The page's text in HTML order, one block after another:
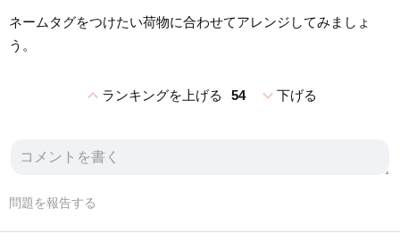
ネームタグをつけたい荷物に合わせてアレンジしてみましょ
う。
expand_lessランキングを上げる 54 expand_more下げる
問題を報告する